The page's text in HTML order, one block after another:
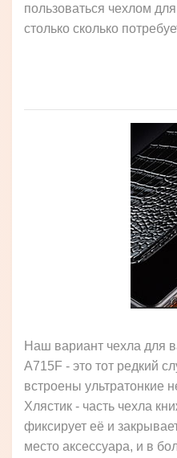
пользоваться чехлом
столько сколько
Наш вариант чехла для
A715F - это тот редкий
встроены ультратонкие
Хлястик - часть чехла
фиксирует её и
место аксессуара, и в